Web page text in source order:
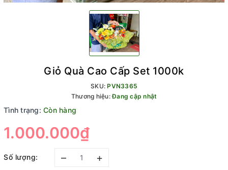
Giỏ Quà Cao Cấp Set 1000k
SKU:PVN3365
Thương hiệu:Đang cập nhật
Tình trạng: Còn hàng
1.000.000₫
Số lượng: – +